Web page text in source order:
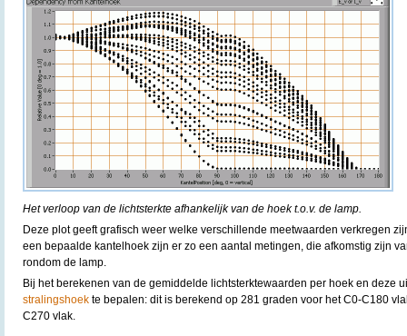
Het verloop van de lichtsterkte afhankelijk van de hoek t.o.v. de lamp.
Deze plot geeft grafisch weer welke verschillende meetwaarden verkregen
een bepaalde kantelhoek zijn er zo een aantal metingen, die afkomstig zijn
rondom de lamp.
Bij het berekenen van de gemiddelde lichtsterktewaarden per hoek en deze
stralingshoek te bepalen: dit is berekend op 281 graden voor het C0-C180
C270 vlak.